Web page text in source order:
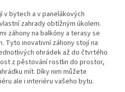
bytech a v panelákových
zahrady obtížným úkolem.
záhony na balkóny a terasy se
Tyto inovativní záhony stojí na
ohrádek až do čtvrtého
z pěstování rostlin do prostor,
mít. Díky nim můžete
ale i interiéru vašeho bytu.